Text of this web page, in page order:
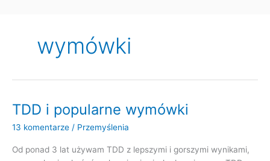
wymówki
TDD i popularne wymówki
13 komentarze / Przemyślenia
Od ponad 3 lat używam TDD z lepszymi i gorszymi wynikami,